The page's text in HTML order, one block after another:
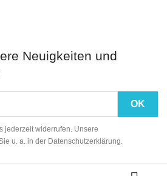
Neuigkeiten und
jederzeit widerrufen. Unsere
u. a. in der Datenschutzerklärung.